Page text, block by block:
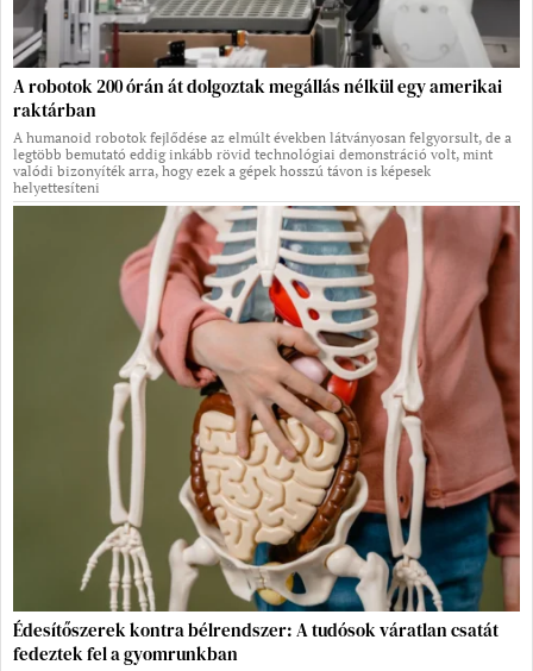
A robotok 200 órán át dolgoztak megállás nélkül egy amerikai
raktárban
A humanoid robotok fejlődése az elmúlt években látványosan felgyorsult, de a
legtöbb bemutató eddig inkább rövid technológiai demonstráció volt, mint
valódi bizonyíték arra, hogy ezek a gépek hosszú távon is képesek
helyettesíteni
Édesítőszerek kontra bélrendszer: A tudósok váratlan csatát
fedeztek fel a gyomrunkban